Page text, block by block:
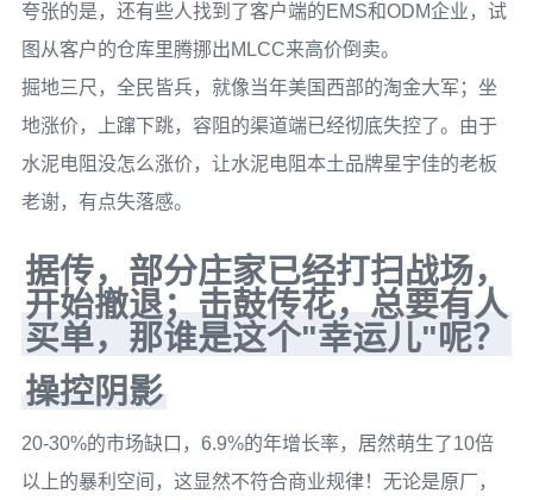
夸张的是，还有些人找到了客户端的EMS和ODM企业，试
图从客户的仓库里腾挪出MLCC来高价倒卖。
掘地三尺，全民皆兵，就像当年美国西部的淘金大军；坐
地涨价，上蹿下跳，容阻的渠道端已经彻底失控了。由于
水泥电阻没怎么涨价，让水泥电阻本土品牌星宇佳的老板
老谢，有点失落感。
据传，部分庄家已经打扫战场，
开始撤退；击鼓传花，总要有人
买单，那谁是这个"幸运儿"呢？
操控阴影
20-30%的市场缺口，6.9%的年增长率，居然萌生了10倍
以上的暴利空间，这显然不符合商业规律！无论是原厂，